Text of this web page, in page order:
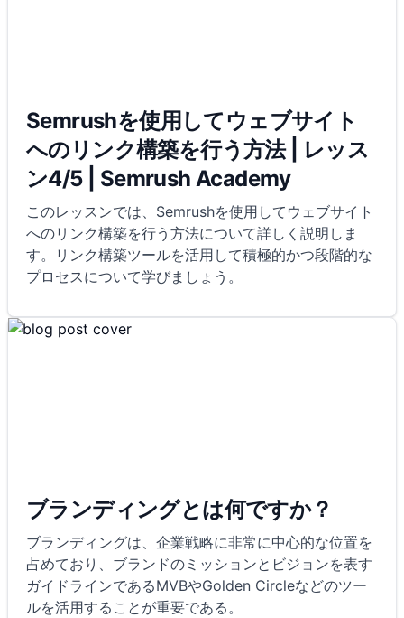
Semrushを使用してウェブサイト
へのリンク構築を行う方法 | レッス
ン4/5 | Semrush Academy
このレッスンでは、Semrushを使用してウェブサイト
へのリンク構築を行う方法について詳しく説明しま
す。リンク構築ツールを活用して積極的かつ段階的な
プロセスについて学びましょう。
ブランディングとは何ですか？
ブランディングは、企業戦略に非常に中心的な位置を
占めており、ブランドのミッションとビジョンを表す
ガイドラインであるMVBやGolden Circleなどのツー
ルを活用することが重要である。